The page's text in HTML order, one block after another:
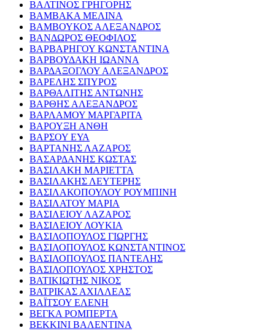
ΒΑΛΤΙΝΟΣ ΓΡΗΓΟΡΗΣ
ΒΑΜΒΑΚΑ ΜΕΛΙΝΑ
ΒΑΜΒΟΥΚΟΣ ΑΛΕΞΑΝΔΡΟΣ
ΒΑΝΔΩΡΟΣ ΘΕΟΦΙΛΟΣ
ΒΑΡΒΑΡΗΓΟΥ ΚΩΝΣΤΑΝΤΙΝΑ
ΒΑΡΒΟΥΔΑΚΗ ΙΩΑΝΝΑ
ΒΑΡΔΑΞΟΓΛΟΥ ΑΛΕΞΑΝΔΡΟΣ
ΒΑΡΕΛΗΣ ΣΠΥΡΟΣ
ΒΑΡΘΑΛΙΤΗΣ ΑΝΤΩΝΗΣ
ΒΑΡΘΗΣ ΑΛΕΞΑΝΔΡΟΣ
ΒΑΡΛΑΜΟΥ ΜΑΡΓΑΡΙΤΑ
ΒΑΡΟΥΞΗ ΑΝΘΗ
ΒΑΡΣΟΥ ΕΥΑ
ΒΑΡΤΑΝΗΣ ΛΑΖΑΡΟΣ
ΒΑΣΑΡΔΑΝΗΣ ΚΩΣΤΑΣ
ΒΑΣΙΛΑΚΗ ΜΑΡΙΕΤΤΑ
ΒΑΣΙΛΑΚΗΣ ΛΕΥΤΕΡΗΣ
ΒΑΣΙΛΑΚΟΠΟΥΛΟΥ ΡΟΥΜΠΙΝΗ
ΒΑΣΙΛΑΤΟΥ ΜΑΡΙΑ
ΒΑΣΙΛΕΙΟΥ ΛΑΖΑΡΟΣ
ΒΑΣΙΛΕΙΟΥ ΛΟΥΚΙΑ
ΒΑΣΙΛΟΠΟΥΛΟΣ ΓΙΩΡΓΗΣ
ΒΑΣΙΛΟΠΟΥΛΟΣ ΚΩΝΣΤΑΝΤΙΝΟΣ
ΒΑΣΙΛΟΠΟΥΛΟΣ ΠΑΝΤΕΛΗΣ
ΒΑΣΙΛΟΠΟΥΛΟΣ ΧΡΗΣΤΟΣ
ΒΑΤΙΚΙΩΤΗΣ ΝΙΚΟΣ
ΒΑΤΡΙΚΑΣ ΑΧΙΛΛΕΑΣ
ΒΑΪΤΣΟΥ ΕΛΕΝΗ
ΒΕΓΚΑ ΡΟΜΠΕΡΤΑ
ΒΕΚΚΙΝΙ ΒΑΛΕΝΤΙΝΑ